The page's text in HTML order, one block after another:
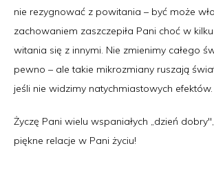
nie rezygnować z powitania – być może
zachowaniem zaszczepiła Pani choć w
witania się z innymi. Nie zmienimy całego
pewno – ale takie mikrozmiany ruszają
jeśli nie widzimy natychmiastowych efektów.
Życzę Pani wielu wspaniałych „dzień
piękne relacje w Pani życiu!